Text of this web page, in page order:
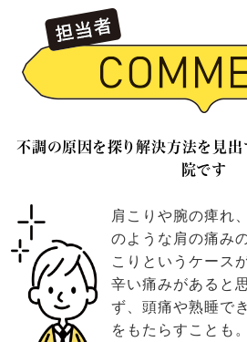
不調の原因を探り解決方法を見出
院です
肩こりや腕の痺れ
のような肩の痛み
こりというケース
辛い痛みがあると
ず、頭痛や熟睡で
をもたらすことも。